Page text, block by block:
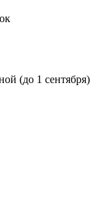
(до 1 сентября)